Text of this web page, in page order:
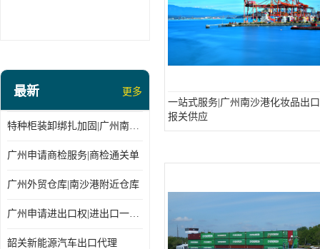
最新 更多
特种柜装卸绑扎加固|广州南沙仓库装卸
广州申请商检服务|商检通关单
广州外贸仓库|南沙港附近仓库
广州申请进出口权|进出口一站式
韶关新能源汽车出口代理
一站式服务|广州南沙港化妆品出口
报关供应